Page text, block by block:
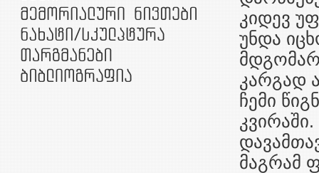
კიდევ
უნდა
კარგად
ჩემი
მაგრამ